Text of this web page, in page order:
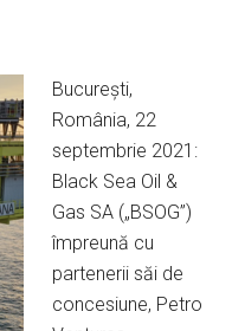
Bucureşti,
România, 22
septembrie 2021:
Black Sea Oil &
Gas SA („BSOG”)
împreună cu
partenerii săi de
concesiune, Petro